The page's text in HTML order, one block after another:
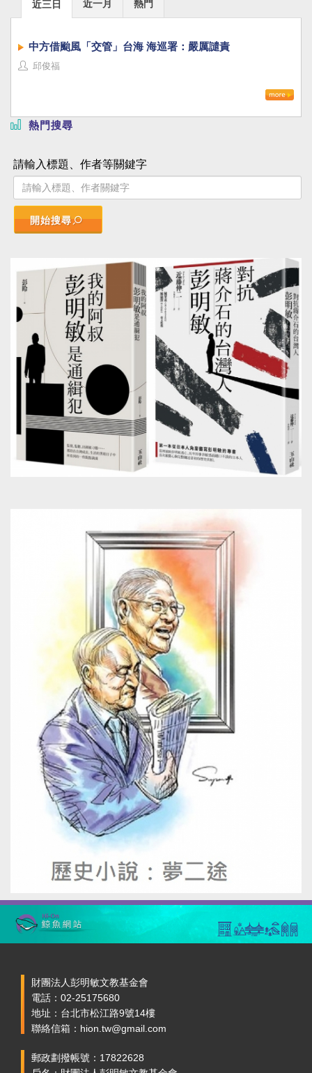
近三日 近一月 熱門
中方借颱風「交管」台海 海巡署：嚴厲譴責
邱俊福
熱門搜尋
請輸入標題、作者等關鍵字
開始搜尋
財團法人彭明敏文教基金會
電話：02-25175680
地址：台北市松江路9號14樓
聯絡信箱：hion.tw@gmail.com
郵政劃撥帳號：17822628